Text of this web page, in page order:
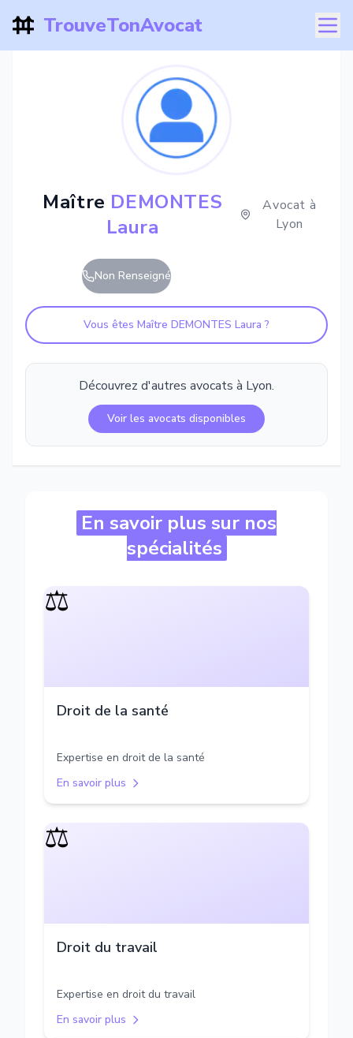
TrouveTonAvocat
Maître DEMONTES
Laura
Avocat à
Lyon
Non Renseigné
Vous êtes Maître DEMONTES Laura ?
Découvrez d'autres avocats à Lyon.
Voir les avocats disponibles
En savoir plus sur nos
spécialités
⚖️
Droit de la santé
Expertise en droit de la santé
En savoir plus
⚖️
Droit du travail
Expertise en droit du travail
En savoir plus